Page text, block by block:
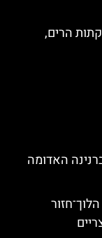
הרים,
האדומה